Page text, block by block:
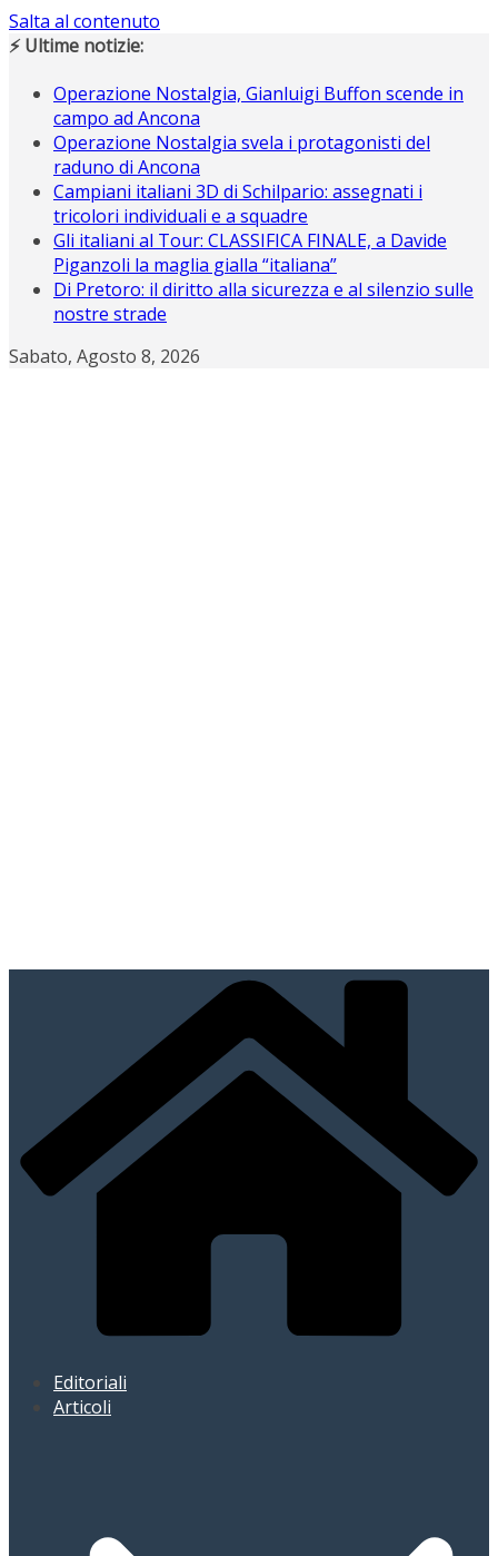
Salta al contenuto
⚡ Ultime notizie:
Operazione Nostalgia, Gianluigi Buffon scende in
campo ad Ancona
Operazione Nostalgia svela i protagonisti del
raduno di Ancona
Campiani italiani 3D di Schilpario: assegnati i
tricolori individuali e a squadre
Gli italiani al Tour: CLASSIFICA FINALE, a Davide
Piganzoli la maglia gialla “italiana”
Di Pretoro: il diritto alla sicurezza e al silenzio sulle
nostre strade
Sabato, Agosto 8, 2026
Editoriali
Articoli